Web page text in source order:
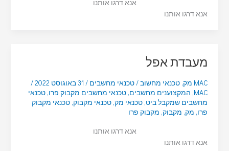
אנא דרגו אותנו
אנא דרגו אותנו
מעבדת אפל
MAC מק , טכנאי מחשוב/טכנאי מחשבים / 31 באוגוסט 2022
/
MAC
, המקצוענים מחשבים, טכנאי מחשבים מקבוק פרו, טכנאי
מחשבים שמקבל ביט, טכנאי מק, טכנאי מקבוק, טכנאי מקבוק
פרו, מק, מקבוק, מקבוק פרו
אנא דרגו אותנו
אנא דרגו אותנו